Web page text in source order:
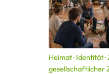
Heimat · Identität
gesellschaftlicher